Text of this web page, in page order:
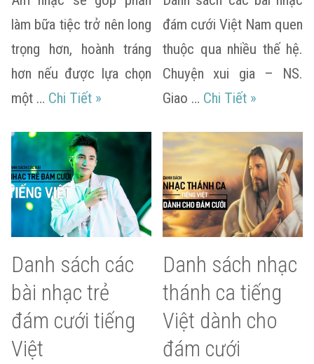
làm bữa tiệc trở nên long
trọng hơn, hoành tráng
hơn nếu được lựa chọn
một … Chi Tiết Âm nhạc trong đám cưới và các hình
»
đám cưới Việt Nam quen
thuộc qua nhiều thế hệ.
Chuyện xui gia – NS.
Giao … Chi Tiết Danh
»
Danh sách các
bài nhạc trẻ
đám cưới tiếng
Việt
Danh sách nhạc
thánh ca tiếng
Việt dành cho
đám cưới